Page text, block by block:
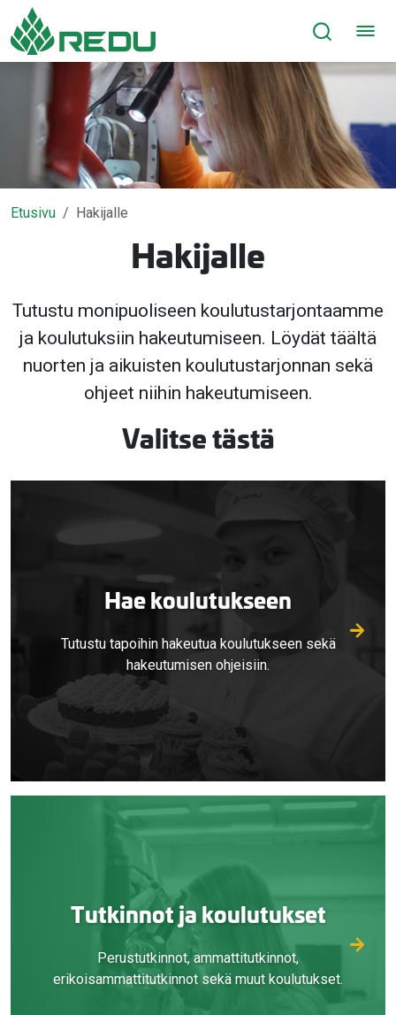
Siirry sivusisältöön
Etusivu Hakijalle
Hakijalle
Tutustu monipuoliseen koulutustarjontaamme
ja koulutuksiin hakeutumiseen. Löydät täältä
nuorten ja aikuisten koulutustarjonnan sekä
ohjeet niihin hakeutumiseen.
Valitse tästä
Hae koulutukseen
Tutustu tapoihin hakeutua koulutukseen sekä
hakeutumisen ohjeisiin.
Tutkinnot ja koulutukset
Perustutkinnot, ammattitutkinnot,
erikoisammattitutkinnot sekä muut koulutukset.